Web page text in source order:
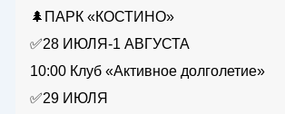
🌲ПАРК «КОСТИНО»
✅28 ИЮЛЯ-1 АВГУСТА
10:00 Клуб «Активное долголетие»
✅29 ИЮЛЯ